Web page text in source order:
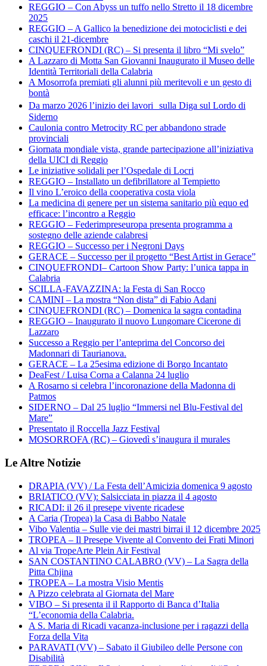
REGGIO – Con Abyss un tuffo nello Stretto il 18 dicembre
2025
REGGIO – A Gallico la benedizione dei motociclisti e dei
caschi il 21-dicembre
CINQUEFRONDI (RC) – Si presenta il libro “Mi svelo”
A Lazzaro di Motta San Giovanni Inaugurato il Museo delle
Identità Territoriali della Calabria
A Mosorrofa premiati gli alunni più meritevoli e un gesto di
bontà
Da marzo 2026 l’inizio dei lavori sulla Diga sul Lordo di
Siderno
Caulonia contro Metrocity RC per abbandono strade
provinciali
Giornata mondiale vista, grande partecipazione all’iniziativa
della UICI di Reggio
Le iniziative solidali per l’Ospedale di Locri
REGGIO – Installato un defibrillatore al Tempietto
Il vino L’eroico della cooperativa costa viola
La medicina di genere per un sistema sanitario più equo ed
efficace: l’incontro a Reggio
REGGIO – Federimpreseuropa presenta programma a
sostegno delle aziende calabresi
REGGIO – Successo per i Negroni Days
GERACE – Successo per il progetto “Best Artist in Gerace”
CINQUEFRONDI– Cartoon Show Party: l’unica tappa in
Calabria
SCILLA-FAVAZZINA: la Festa di San Rocco
CAMINI – La mostra “Non dista” di Fabio Adani
CINQUEFRONDI (RC) – Domenica la sagra contadina
REGGIO – Inaugurato il nuovo Lungomare Cicerone di
Lazzaro
Successo a Reggio per l’anteprima del Concorso dei
Madonnari di Taurianova.
GERACE – La 25esima edizione di Borgo Incantato
DeaFest / Luisa Corna a Calanna 24 luglio
A Rosarno si celebra l’incoronazione della Madonna di
Patmos
SIDERNO – Dal 25 luglio “Immersi nel Blu-Festival del
Mare”
Presentato il Roccella Jazz Festival
MOSORROFA (RC) – Giovedì s’inaugura il murales
Le Altre Notizie
DRAPIA (VV) / La Festa dell’Amicizia domenica 9 agosto
BRIATICO (VV): Salsicciata in piazza il 4 agosto
RICADI: il 26 il presepe vivente ricadese
A Caria (Tropea) la Casa di Babbo Natale
Vibo Valentia – Sulle vie dei mastri birrai il 12 dicembre 2025
TROPEA – Il Presepe Vivente al Convento dei Frati Minori
Al via TropeArte Plein Air Festival
SAN COSTANTINO CALABRO (VV) – La Sagra della
Pitta Chjina
TROPEA – La mostra Visio Mentis
A Pizzo celebrata al Giornata del Mare
VIBO – Si presenta il il Rapporto di Banca d’Italia
“L’economia della Calabria.
A S. Maria di Ricadi vacanza-inclusione per i ragazzi della
Forza della Vita
PARAVATI (VV) – Sabato il Giubileo delle Persone con
Disabilità